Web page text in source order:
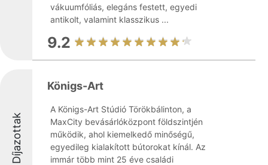
vákuumfóliás, elegáns festett, egyedi
antikolt, valamint klasszikus ...
9.2
Díjazottak
Königs-Art
A Königs-Art Stúdió Törökbálinton, a
MaxCity bevásárlóközpont földszintjén
működik, ahol kiemelkedő minőségű,
egyedileg kialakított bútorokat kínál. Az
immár több mint 25 éve családi